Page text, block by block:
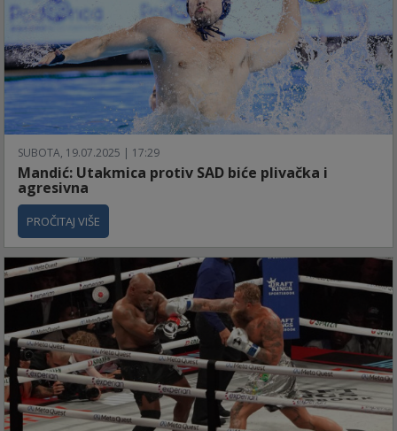
SUBOTA, 19.07.2025 | 17:29
Mandić: Utakmica protiv SAD biće plivačka i
agresivna
PROČITAJ VIŠE